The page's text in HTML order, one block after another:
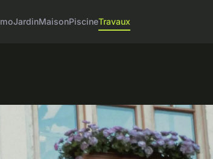
JardinMaisonPiscineTravaux